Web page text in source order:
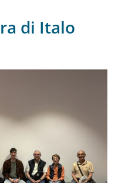
di Italo